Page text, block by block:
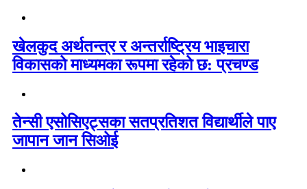
खेलकुद अर्थतन्त्र र अन्तर्राष्ट्रिय भाइचारा
विकासको माध्यमका रूपमा रहेको छ: प्रचण्ड
तेन्सी एसोसिएट्सका सतप्रतिशत विद्यार्थीले पाए
जापान जान सिओई